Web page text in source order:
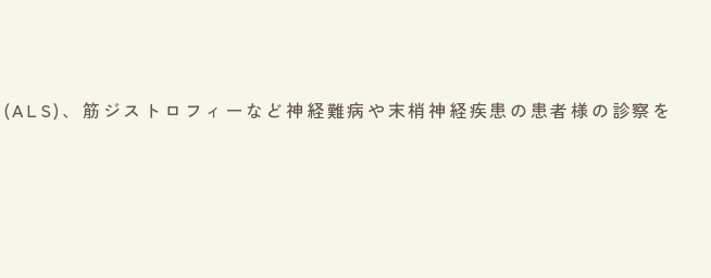
、筋ジストロフィーなど神経難病や末梢神経疾患の患者様の診察を